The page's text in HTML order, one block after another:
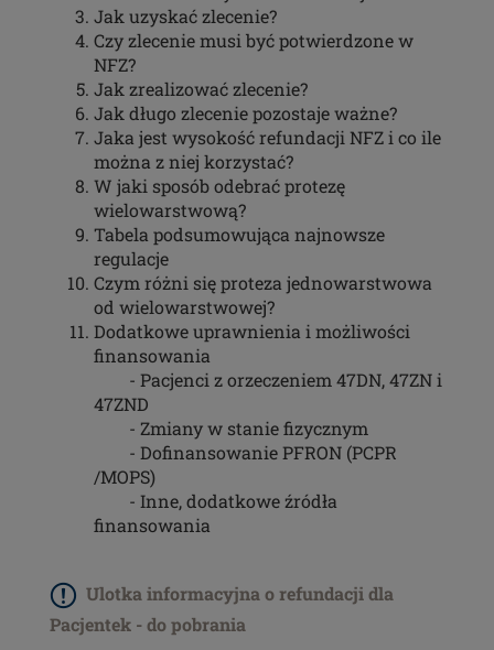
Jak uzyskać zlecenie?
Czy zlecenie musi być potwierdzone w
NFZ?
Jak zrealizować zlecenie?
Jak długo zlecenie pozostaje ważne?
Jaka jest wysokość refundacji NFZ i co ile
można z niej korzystać?
W jaki sposób odebrać protezę
wielowarstwową?
Tabela podsumowująca najnowsze
regulacje
Czym różni się proteza jednowarstwowa
od wielowarstwowej?
Dodatkowe uprawnienia i możliwości
finansowania
- Pacjenci z orzeczeniem 47DN, 47ZN i
47ZND
- Zmiany w stanie fizycznym
- Dofinansowanie PFRON (PCPR
/MOPS)
- Inne, dodatkowe źródła
finansowania
Ulotka informacyjna o refundacji dla
Pacjentek - do pobrania